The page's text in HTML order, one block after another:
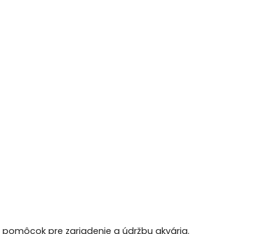
pomôcok pre zariadenie a údržbu akvária.